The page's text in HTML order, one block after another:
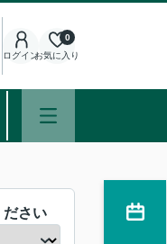
ログインお気に入り
0
ださい